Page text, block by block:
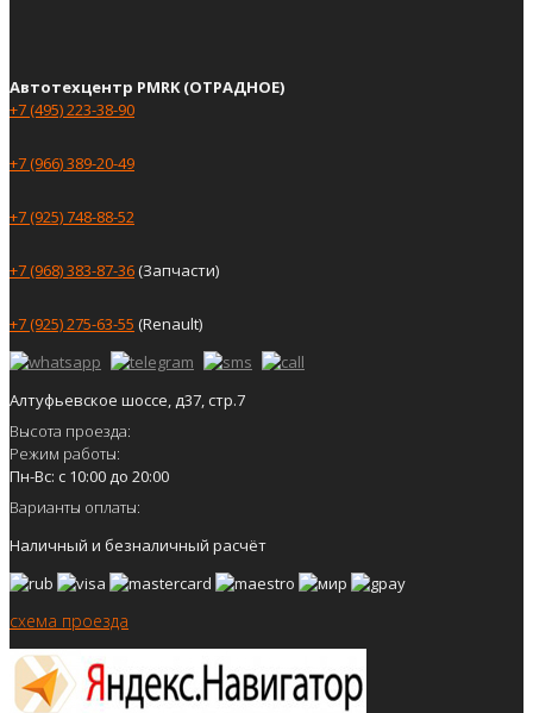
Автотехцентр PMRK (ОТРАДНОЕ)
+7 (495) 223-38-90
+7 (966) 389-20-49
+7 (925) 748-88-52
+7 (968) 383-87-36(Запчасти)
+7 (925) 275-63-55 (Renault)
Алтуфьевское шоссе, д37, стр.7
Высота проезда:
Режим работы:
Пн-Вс: с 10:00 до 20:00
Варианты оплаты:
Наличный и безналичный расчёт
схема проезда